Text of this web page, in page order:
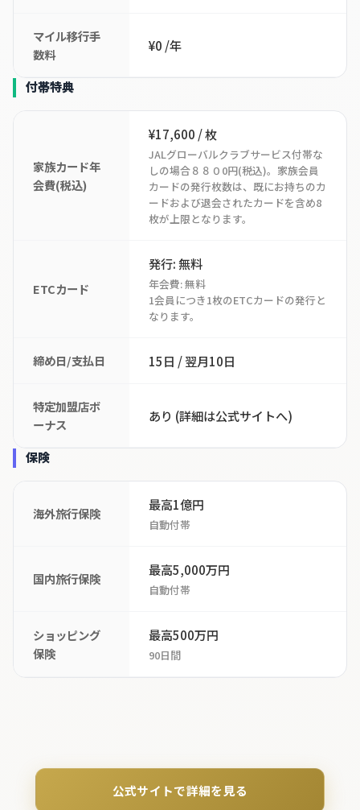
マイル移行手
数料
¥0 /年
付帯特典
家族カード年
会費(税込)
¥17,600 / 枚
JALグローバルクラブサービス付帯な
しの場合８８０0円(税込)。家族会員
カードの発行枚数は、既にお持ちのカ
ードおよび退会されたカードを含め8
枚が上限となります。
ETCカード
発行: 無料
年会費: 無料
1会員につき1枚のETCカードの発行と
なります。
締め日/支払日 15日 / 翌月10日
特定加盟店ボ
ーナス
あり (詳細は公式サイトへ)
保険
海外旅行保険
最高1億円
自動付帯
国内旅行保険
最高5,000万円
自動付帯
ショッピング
保険
最高500万円
90日間
公式サイトで詳細を見る